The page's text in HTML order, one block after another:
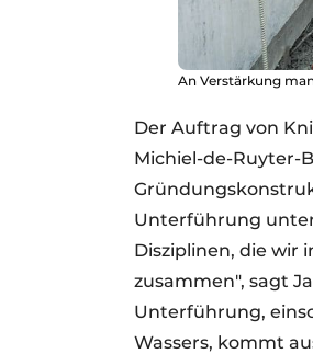
An Verstärkung
Der Auftrag von
Michiel-de-Ruyter-
Unterführung
Disziplinen, die wir
zusammen", sagt
Unterführung,
Wassers, kommt